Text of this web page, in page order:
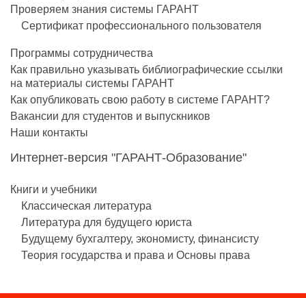
Проверяем знания системы ГАРАНТ
Сертификат профессионального пользователя
Программы сотрудничества
Как правильно указывать библиографические ссылки
на материалы системы ГАРАНТ
Как опубликовать свою работу в системе ГАРАНТ?
Вакансии для студентов и выпускников
Наши контакты
Интернет-версия "ГАРАНТ-Образование"
Книги и учебники
Классическая литература
Литература для будущего юриста
Будущему бухгалтеру, экономисту, финансисту
Теория государства и права и Основы права